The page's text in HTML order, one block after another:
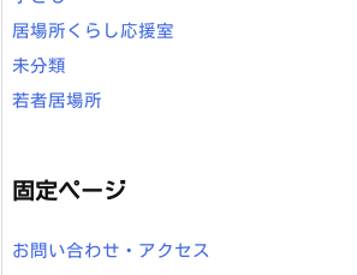
居場所くらし応援室
未分類
若者居場所
固定ページ
お問い合わせ・アクセス